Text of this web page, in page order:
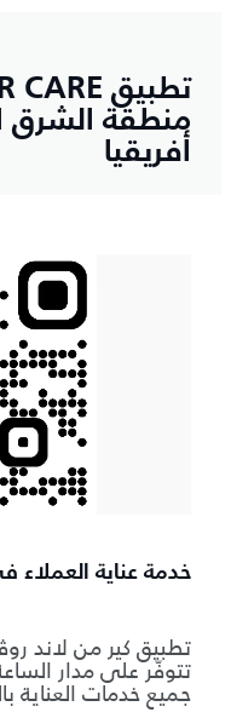
منطقة
أفريقيا
خدمة عناية العملاء
تطبيق كير من لاند
تتوفّر على مدار
جميع خدمات العناية